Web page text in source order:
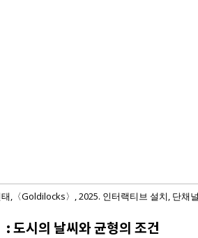
,〈Goldilocks〉, 2025. 인터랙티브 설치, 단채
시의 날씨와 균형의 조건